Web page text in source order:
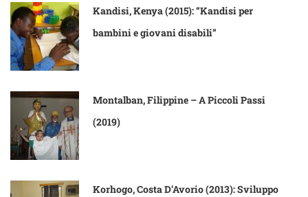
Kandisi, Kenya (2015): “Kandisi per
bambini e giovani disabili”
Montalban, Filippine – A Piccoli Passi
(2019)
Korhogo, Costa D’Avorio (2013): Sviluppo